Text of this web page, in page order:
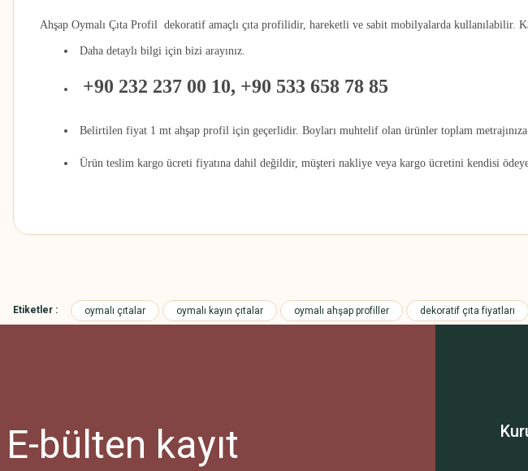
Ahşap Oymalı Çıta Profil dekoratif amaçlı çıta profilidir, hareketli ve sabit mobilyalarda kullanılabilir.
Daha detaylı bilgi için bizi arayınız.
+90 232 237 00 10, +90 533 658 78 85
Belirtilen fiyat 1 mt ahşap profil için geçerlidir. Boyları muhtelif olan ürünler toplam
Ürün teslim kargo ücreti fiyatına dahil değildir, müşteri nakliye veya kargo ücretini kendisi
Bu ürüne
Etiketler : oymalı çıtalar oymalı kayın çıtalar oymalı ahşap profiller dekoratif çıta fiyatları
E-bülten kayıt